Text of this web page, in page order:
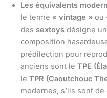
Les équivalents
le terme « vintage » ou
des sextoys désigne
composition
prédilection pour
anciens sont le TPE
le TPR (Caoutchouc
modernes, s’ils sont